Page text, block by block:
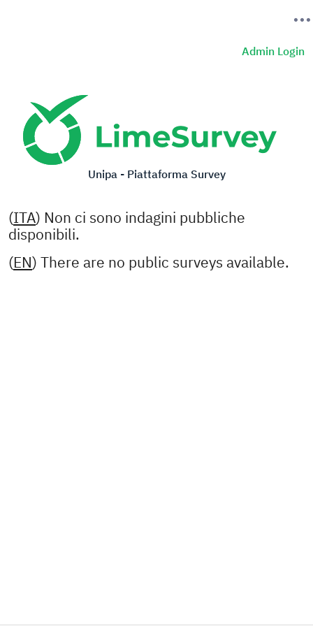
Admin Login
Unipa - Piattaforma Survey
(ITA) Non ci sono indagini pubbliche
disponibili.
(EN) There are no public surveys available.